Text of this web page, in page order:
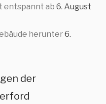
entspannt ab 6. August
herunter6.
der